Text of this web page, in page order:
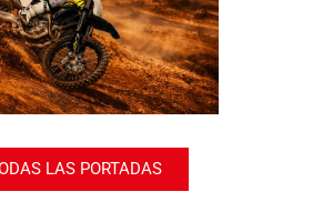
LAS PORTADAS